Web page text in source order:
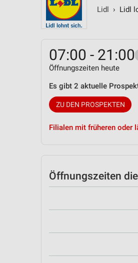
Lidl › Lidl
07:00 - 21:00
Öffnungszeiten heute
Es gibt 2 aktuelle
ZU DEN PROSPEKTEN
Filialen mit früheren oder
Öffnungszeiten